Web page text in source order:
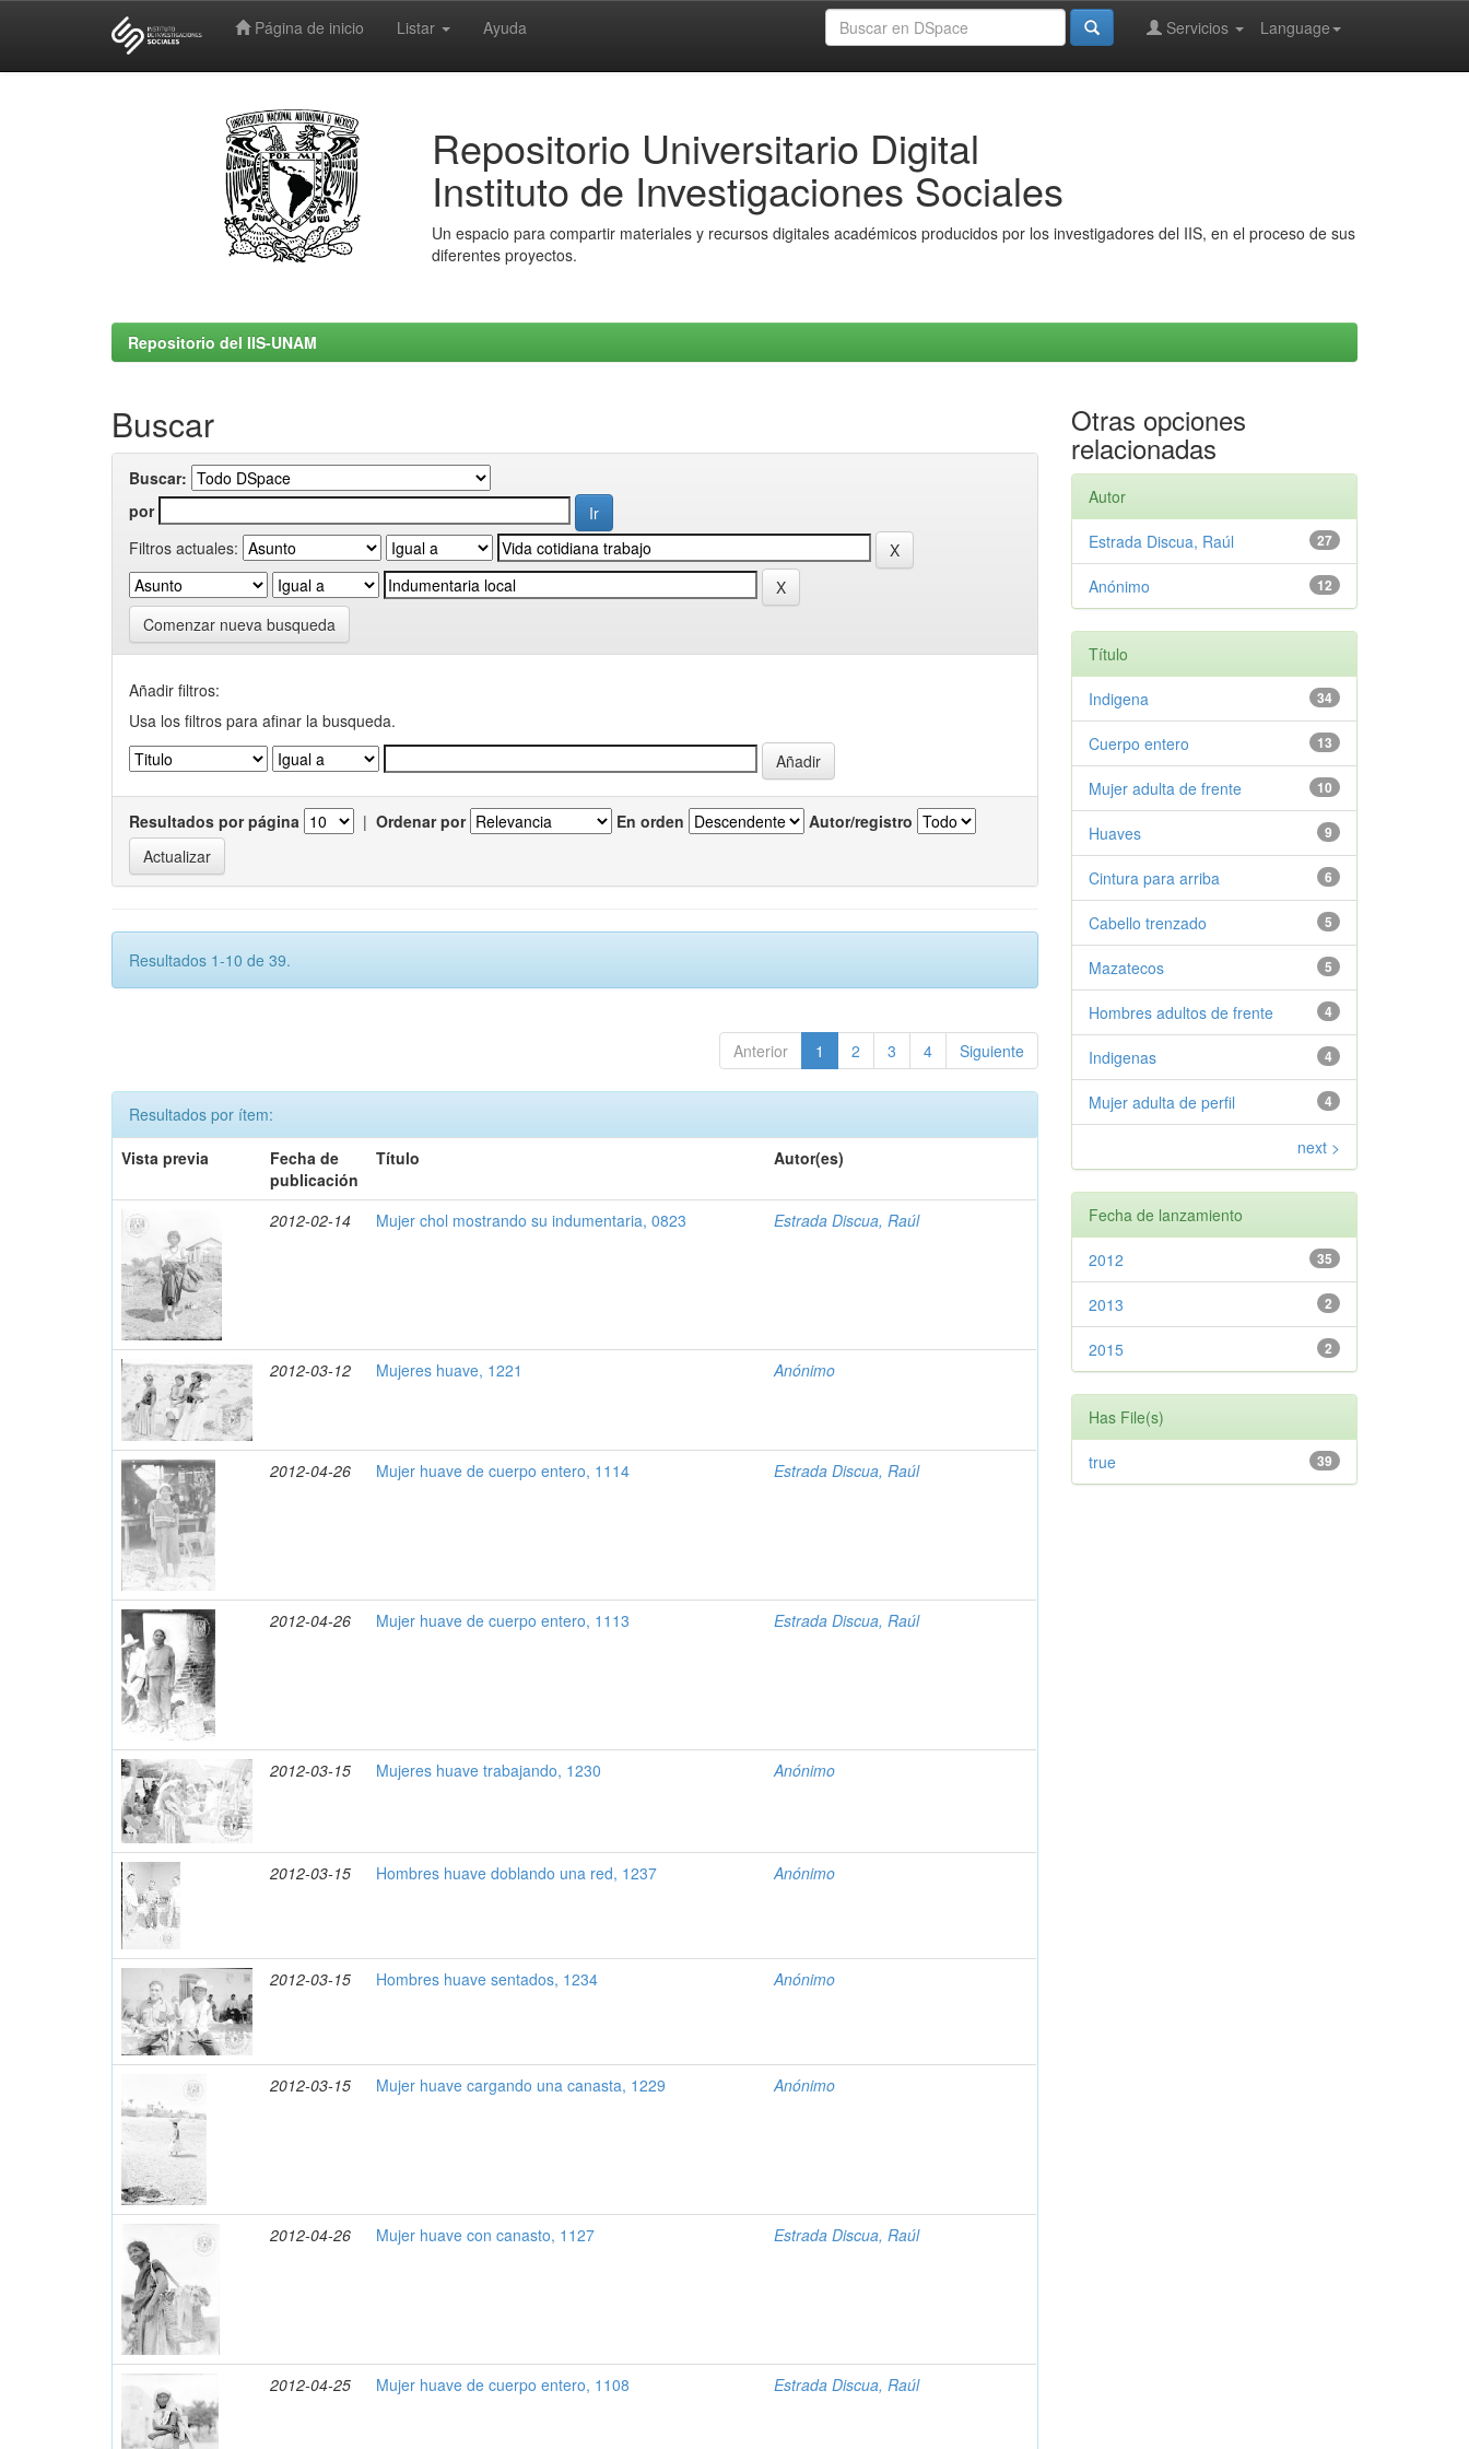
Página de inicio Listar Ayuda Language
Servicios
Repositorio Universitario Digital
Instituto de Investigaciones Sociales
Un espacio para compartir materiales y recursos digitales académicos producidos por los investigadores del IIS, en el proceso de sus
diferentes proyectos.
Repositorio del IIS-UNAM
Buscar
Buscar:
por
Filtros actuales:
Comenzar nueva busqueda
Añadir filtros:
Usa los filtros para afinar la busqueda.
Resultados por página | Ordenar por En orden Autor/registro
Resultados 1-10 de 39.
Anterior 1 2 3 4 Siguiente
Resultados por ítem:
Vista previa
Fecha de
publicación
Título Autor(es)
2012-02-14 Mujer chol mostrando su indumentaria, 0823 Estrada Discua, Raúl
2012-03-12 Mujeres huave, 1221 Anónimo
2012-04-26 Mujer huave de cuerpo entero, 1114 Estrada Discua, Raúl
2012-04-26 Mujer huave de cuerpo entero, 1113 Estrada Discua, Raúl
2012-03-15 Mujeres huave trabajando, 1230 Anónimo
2012-03-15 Hombres huave doblando una red, 1237 Anónimo
2012-03-15 Hombres huave sentados, 1234 Anónimo
2012-03-15 Mujer huave cargando una canasta, 1229 Anónimo
2012-04-26 Mujer huave con canasto, 1127 Estrada Discua, Raúl
2012-04-25 Mujer huave de cuerpo entero, 1108 Estrada Discua, Raúl
Otras opciones
relacionadas
Autor
27
Estrada Discua, Raúl
12
Anónimo
Título
34
Indigena
13
Cuerpo entero
10
Mujer adulta de frente
9
Huaves
6
Cintura para arriba
5
Cabello trenzado
5
Mazatecos
4
Hombres adultos de frente
4
Indigenas
4
Mujer adulta de perfil
next >
Fecha de lanzamiento
35
2012
2
2013
2
2015
Has File(s)
39
true